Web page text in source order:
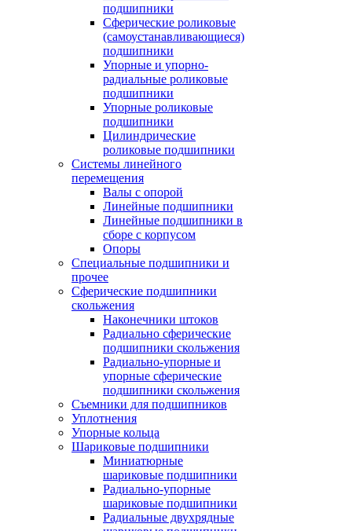
подшипники
Сферические роликовые
(самоустанавливающиеся)
подшипники
Упорные и упорно-
радиальные роликовые
подшипники
Упорные роликовые
подшипники
Цилиндрические
роликовые подшипники
Системы линейного
перемещения
Валы с опорой
Линейные подшипники
Линейные подшипники в
сборе с корпусом
Опоры
Специальные подшипники и
прочее
Сферические подшипники
скольжения
Наконечники штоков
Радиально сферические
подшипники скольжения
Радиально-упорные и
упорные сферические
подшипники скольжения
Съемники для подшипников
Уплотнения
Упорные кольца
Шариковые подшипники
Миниатюрные
шариковые подшипники
Радиально-упорные
шариковые подшипники
Радиальные двухрядные